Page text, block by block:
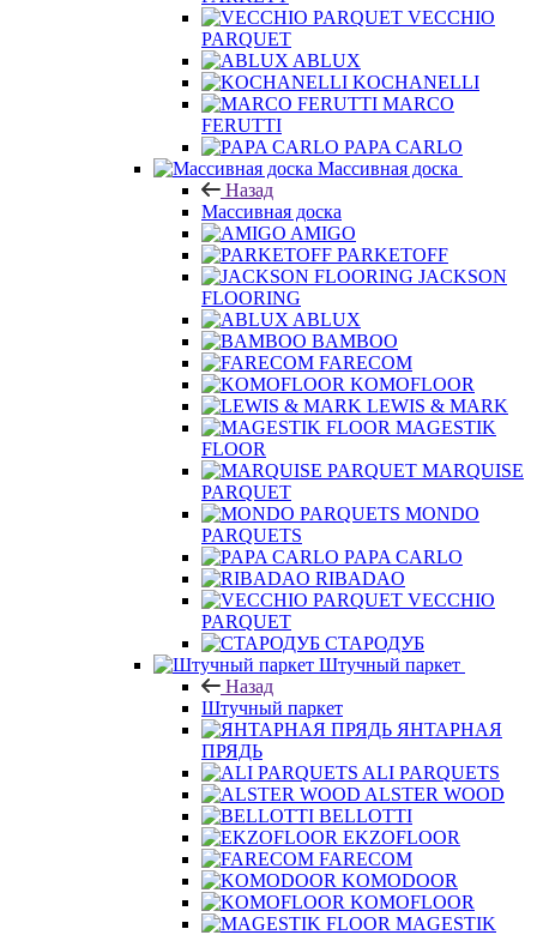
PARKETT
PARQUET
ABLUX
KOCHANELLI
FERUTTI
PAPA CARLO
Назад
Массивная доска
AMIGO
PARKETOFF
FLOORING
ABLUX
BAMBOO
FARECOM
KOMOFLOOR
LEWIS & MARK
FLOOR
PARQUET
PARQUETS
PAPA CARLO
RIBADAO
PARQUET
СТАРОДУБ
Назад
Штучный паркет
ПРЯДЬ
ALI PARQUETS
ALSTER WOOD
BELLOTTI
EKZOFLOOR
FARECOM
KOMODOOR
KOMOFLOOR